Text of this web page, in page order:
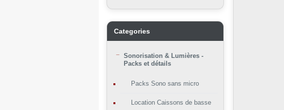
Categories
Sonorisation & Lumières -
Packs et détails
Packs Sono sans micro
Location Caissons de basse